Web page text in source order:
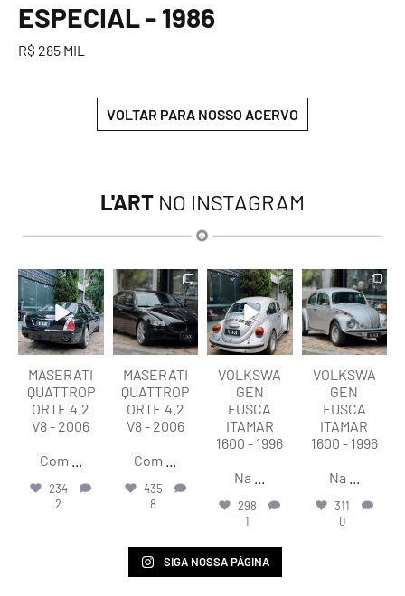
ESPECIAL - 1986
R$ 285 MIL
VOLTAR PARA NOSSO ACERVO
L'ART NO INSTAGRAM
lart.br
Ago 6
MASERATI
QUATTROP
ORTE 4.2
V8 - 2006
Com
234
2
lart.br
Ago 6
MASERATI
QUATTROP
ORTE 4.2
V8 - 2006
Com
435
8
lart.br
Ago 6
VOLKSWA
GEN
FUSCA
ITAMAR
1600 - 1996
Na
298
1
lart.br
Ago 6
VOLKSWA
GEN
FUSCA
ITAMAR
1600 - 1996
Na
311
0
SIGA NOSSA PÁGINA